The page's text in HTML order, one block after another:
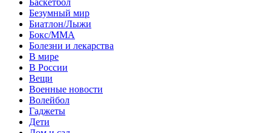
Безумный мир
Биатлон/Лыжи
Бокс/MMA
Болезни и лекарства
В мире
В России
Вещи
Военные новости
Волейбол
Гаджеты
Дети